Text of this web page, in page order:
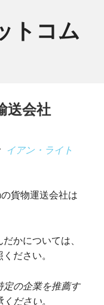
トコム
送会社
イアン・ライト
貨物運送会社は
かについては、
ださい。
の企業を推薦す
ださい。